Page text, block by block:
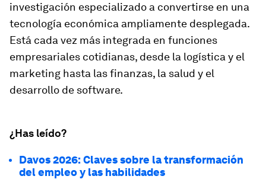
investigación especializado a convertirse en una
tecnología económica ampliamente desplegada.
Está cada vez más integrada en funciones
empresariales cotidianas, desde la logística y el
marketing hasta las finanzas, la salud y el
desarrollo de software.
¿Has leído?
Davos 2026: Claves sobre la transformación
del empleo y las habilidades